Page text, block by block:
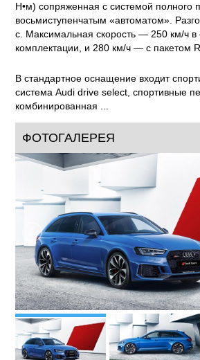
Н•м) сопряженная с системой полного
восьмиступенчатым «автоматом».
с. Максимальная скорость — 250 км/ч в
комплектации, и 280 км/ч — с пакетом
В стандартное оснащение входит
система Audi drive select, спортивные
комбинированная ...
ФОТОГАЛЕРЕЯ